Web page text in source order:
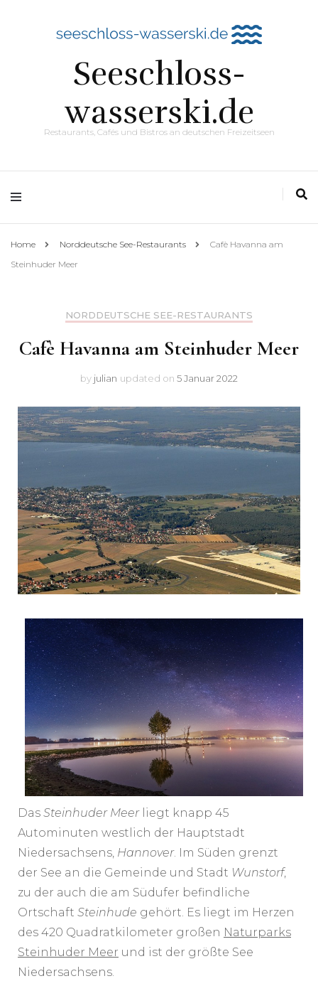
Seeschloss-
wasserski.de
Restaurants, Cafés und Bistros an deutschen Freizeitseen
Home Norddeutsche See-Restaurants
Cafè Havanna am
Steinhuder Meer
NORDDEUTSCHE SEE-RESTAURANTS
Cafè Havanna am Steinhuder Meer
by julian updated on 5 Januar 2022
Das Steinhuder Meerliegt knapp 45
Autominuten westlich der Hauptstadt
Niedersachsens, Hannover. Im Süden grenzt
der See an die Gemeinde und Stadt Wunstorf,
zu der auch die am Südufer befindliche
Ortschaft Steinhude gehört. Es liegt im Herzen
des 420 Quadratkilometer großen Naturparks
Steinhuder Meer und ist der größte See
Niedersachsens.